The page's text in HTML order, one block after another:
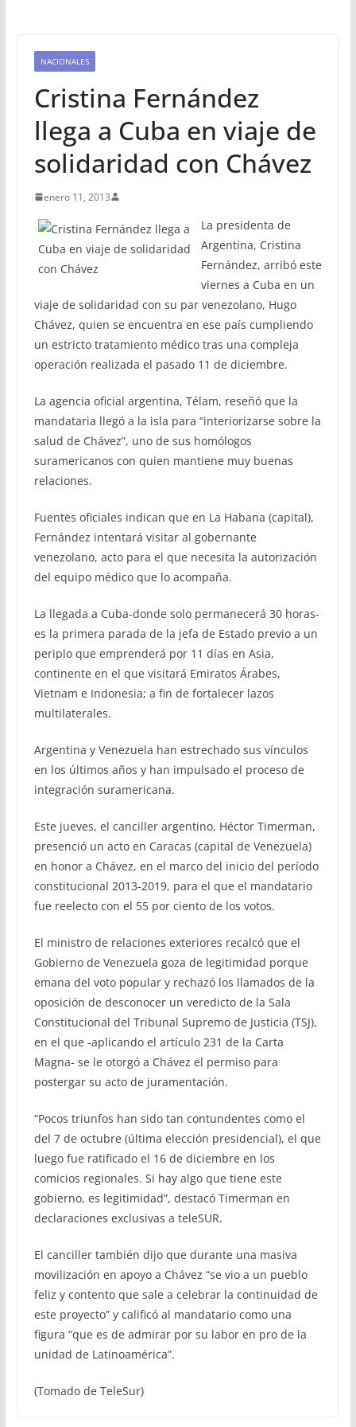
NACIONALES
Cristina Fernández
llega a Cuba en viaje de
solidaridad con Chávez
enero 11, 2013
La presidenta de
Argentina, Cristina
Fernández, arribó este
viernes a Cuba en un
viaje de solidaridad con su par venezolano, Hugo
Chávez, quien se encuentra en ese país cumpliendo
un estricto tratamiento médico tras una compleja
operación realizada el pasado 11 de diciembre.
La agencia oficial argentina, Télam, reseñó que la
mandataria llegó a la isla para “interiorizarse sobre la
salud de Chávez”, uno de sus homólogos
suramericanos con quien mantiene muy buenas
relaciones.
Fuentes oficiales indican que en La Habana (capital),
Fernández intentará visitar al gobernante
venezolano, acto para el que necesita la autorización
del equipo médico que lo acompaña.
La llegada a Cuba-donde solo permanecerá 30 horas-
es la primera parada de la jefa de Estado previo a un
periplo que emprenderá por 11 días en Asia,
continente en el que visitará Emiratos Árabes,
Vietnam e Indonesia; a fin de fortalecer lazos
multilaterales.
Argentina y Venezuela han estrechado sus vínculos
en los últimos años y han impulsado el proceso de
integración suramericana.
Este jueves, el canciller argentino, Héctor Timerman,
presenció un acto en Caracas (capital de Venezuela)
en honor a Chávez, en el marco del inicio del período
constitucional 2013-2019, para el que el mandatario
fue reelecto con el 55 por ciento de los votos.
El ministro de relaciones exteriores recalcó que el
Gobierno de Venezuela goza de legitimidad porque
emana del voto popular y rechazó los llamados de la
oposición de desconocer un veredicto de la Sala
Constitucional del Tribunal Supremo de Justicia (TSJ),
en el que -aplicando el artículo 231 de la Carta
Magna- se le otorgó a Chávez el permiso para
postergar su acto de juramentación.
“Pocos triunfos han sido tan contundentes como el
del 7 de octubre (última elección presidencial), el que
luego fue ratificado el 16 de diciembre en los
comicios regionales. Si hay algo que tiene este
gobierno, es legitimidad”, destacó Timerman en
declaraciones exclusivas a teleSUR.
El canciller también dijo que durante una masiva
movilización en apoyo a Chávez “se vio a un pueblo
feliz y contento que sale a celebrar la continuidad de
este proyecto” y calificó al mandatario como una
figura “que es de admirar por su labor en pro de la
unidad de Latinoamérica”.
(Tomado de TeleSur)